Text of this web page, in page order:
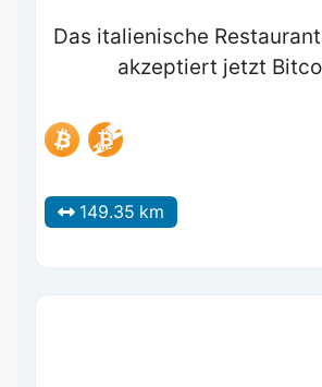
Das italienische
akzeptiert jetzt
149.35 km